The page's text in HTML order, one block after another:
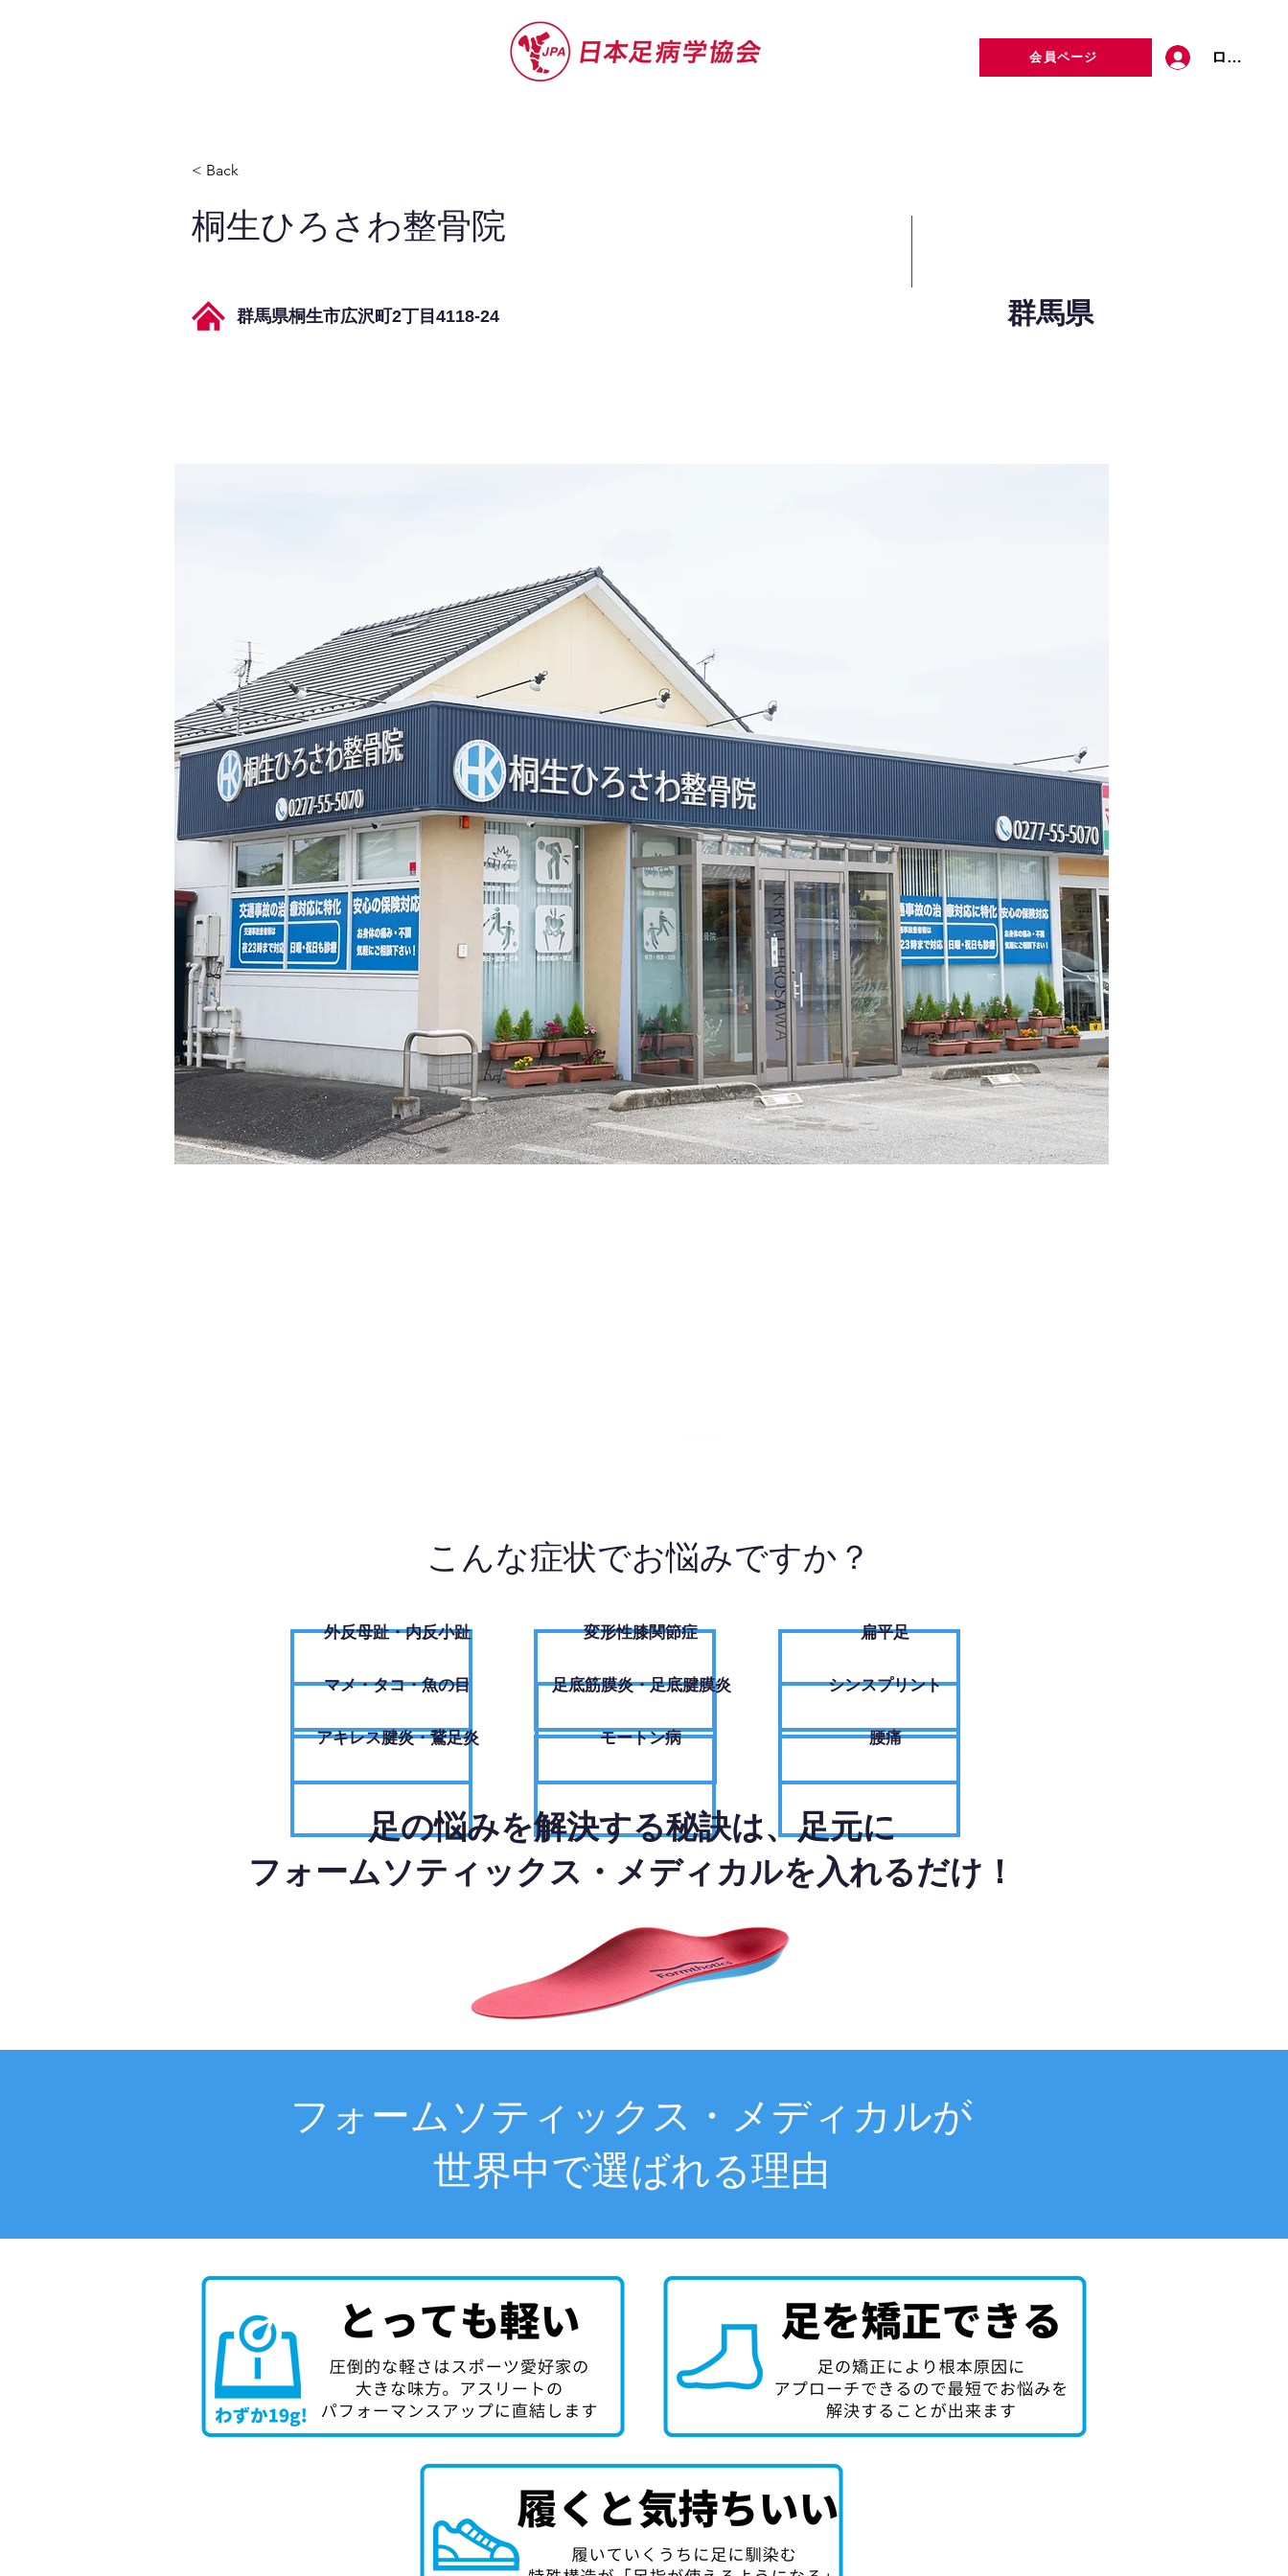
会員ページ ログイン
< Back
桐生ひろさわ整骨院
群馬県桐生市広沢町2丁目4118-24 群馬県
こんな症状でお悩みですか？
外反母趾・内反小趾
​マメ・タコ・魚の目
アキレス腱炎・鵞足炎
変形性膝関節症
足底筋膜炎・足底腱膜炎
モートン病
扁平足
シンスプリント
腰痛
足の悩みを解決する秘訣は、足元に
フォームソティックス・メディカルを入れるだけ！
フォームソティックス・メディカルが
世界中で選ばれる理由